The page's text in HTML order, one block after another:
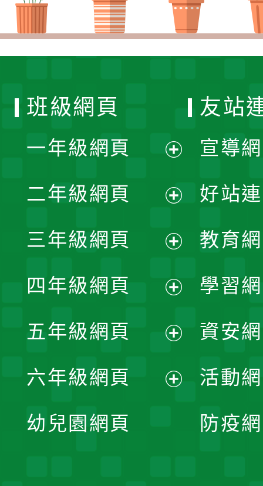
班級網頁
一年級網頁
開
選
單
二年級網頁
開
選
單
三年級網頁
開
選
單
四年級網頁
開
選
五年級網頁
開
六年級網頁
幼兒園網頁
友站
宣導
好站
教育
學習
資安
活動
防疫